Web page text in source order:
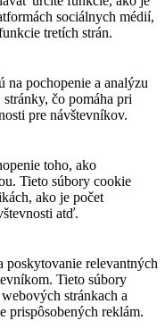
sociálnych médií,
tretích strán.
na pochopenie a analýzu
čo pomáha pri
pre návštevníkov.
toho, ako
Tieto súbory cookie
ako je počet
atď.
poskytovanie relevantných
Tieto súbory
stránkach a
prispôsobených reklám.